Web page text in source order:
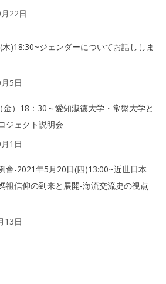
22日
)18:30~ジェンダーについてお話ししま
5日
金）18：30～愛知淑徳大学・常盤大学と
ジェクト説明会
1日
會-2021年5月20日(四)13:00~近世日本
祖信仰の到来と展開-海流交流史の視点
13日